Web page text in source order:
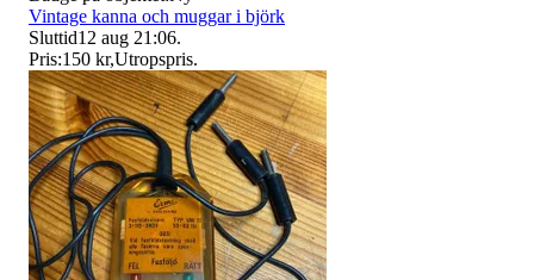
Vintage kanna och muggar i björk
Sluttid12 aug 21:06.
Pris:150 kr,Utropspris.